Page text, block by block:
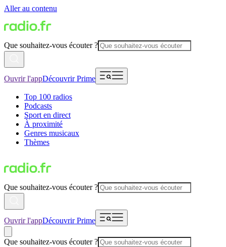
Aller au contenu
Que souhaitez-vous écouter ?
Ouvrir l'appDécouvrir Prime
Top 100 radios
Podcasts
Sport en direct
À proximité
Genres musicaux
Thèmes
Que souhaitez-vous écouter ?
Ouvrir l'appDécouvrir Prime
Que souhaitez-vous écouter ?